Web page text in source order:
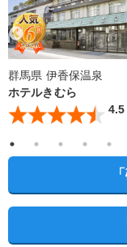
群馬県 伊香保温泉
ホテルきむら
4.5